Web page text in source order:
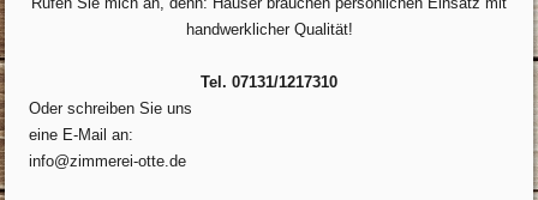
handwerklicher Qualität!
Tel. 07131/1217310
Oder schreiben Sie uns
eine E-Mail an:
info@zimmerei-otte.de